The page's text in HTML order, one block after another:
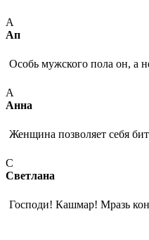
А
Ап
Особь мужского пола он, а
А
Анна
Женщина позволяет себя
С
Светлана
Господи! Кашмар! Мразь